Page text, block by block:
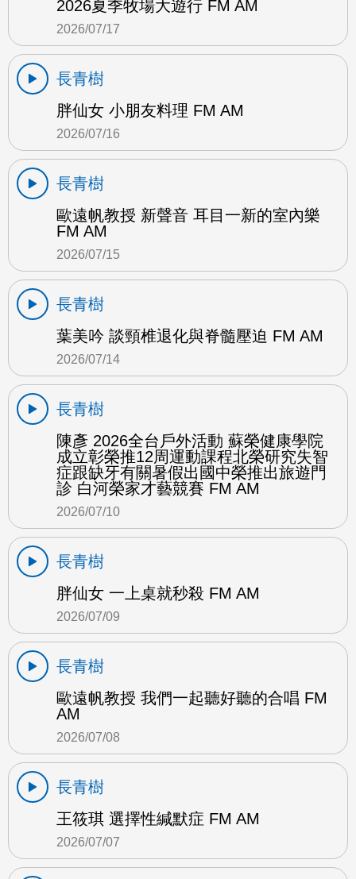
2026夏季牧場大遊行 FM AM
2026/07/17
長青樹
胖仙女 小朋友料理 FM AM
2026/07/16
長青樹
歐遠帆教授 新聲音 耳目一新的室內樂
FM AM
2026/07/15
長青樹
葉美吟 談頸椎退化與脊髓壓迫 FM AM
2026/07/14
長青樹
陳彥 2026全台戶外活動 蘇榮健康學院
成立彰榮推12周運動課程北榮研究失智
症跟缺牙有關暑假出國中榮推出旅遊門
診 白河榮家才藝競賽 FM AM
2026/07/10
長青樹
胖仙女 一上桌就秒殺 FM AM
2026/07/09
長青樹
歐遠帆教授 我們一起聽好聽的合唱 FM
AM
2026/07/08
長青樹
王筱琪 選擇性緘默症 FM AM
2026/07/07